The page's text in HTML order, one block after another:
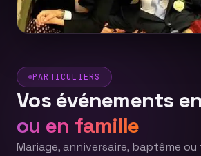
PARTICULIERS
Vos événements
ou en famille
Mariage, anniversaire, baptême